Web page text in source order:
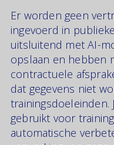
Er worden geen
ingevoerd in
uitsluitend met AI-
opslaan en hebben
contractuele
dat gegevens niet
gebruikt voor
automatische